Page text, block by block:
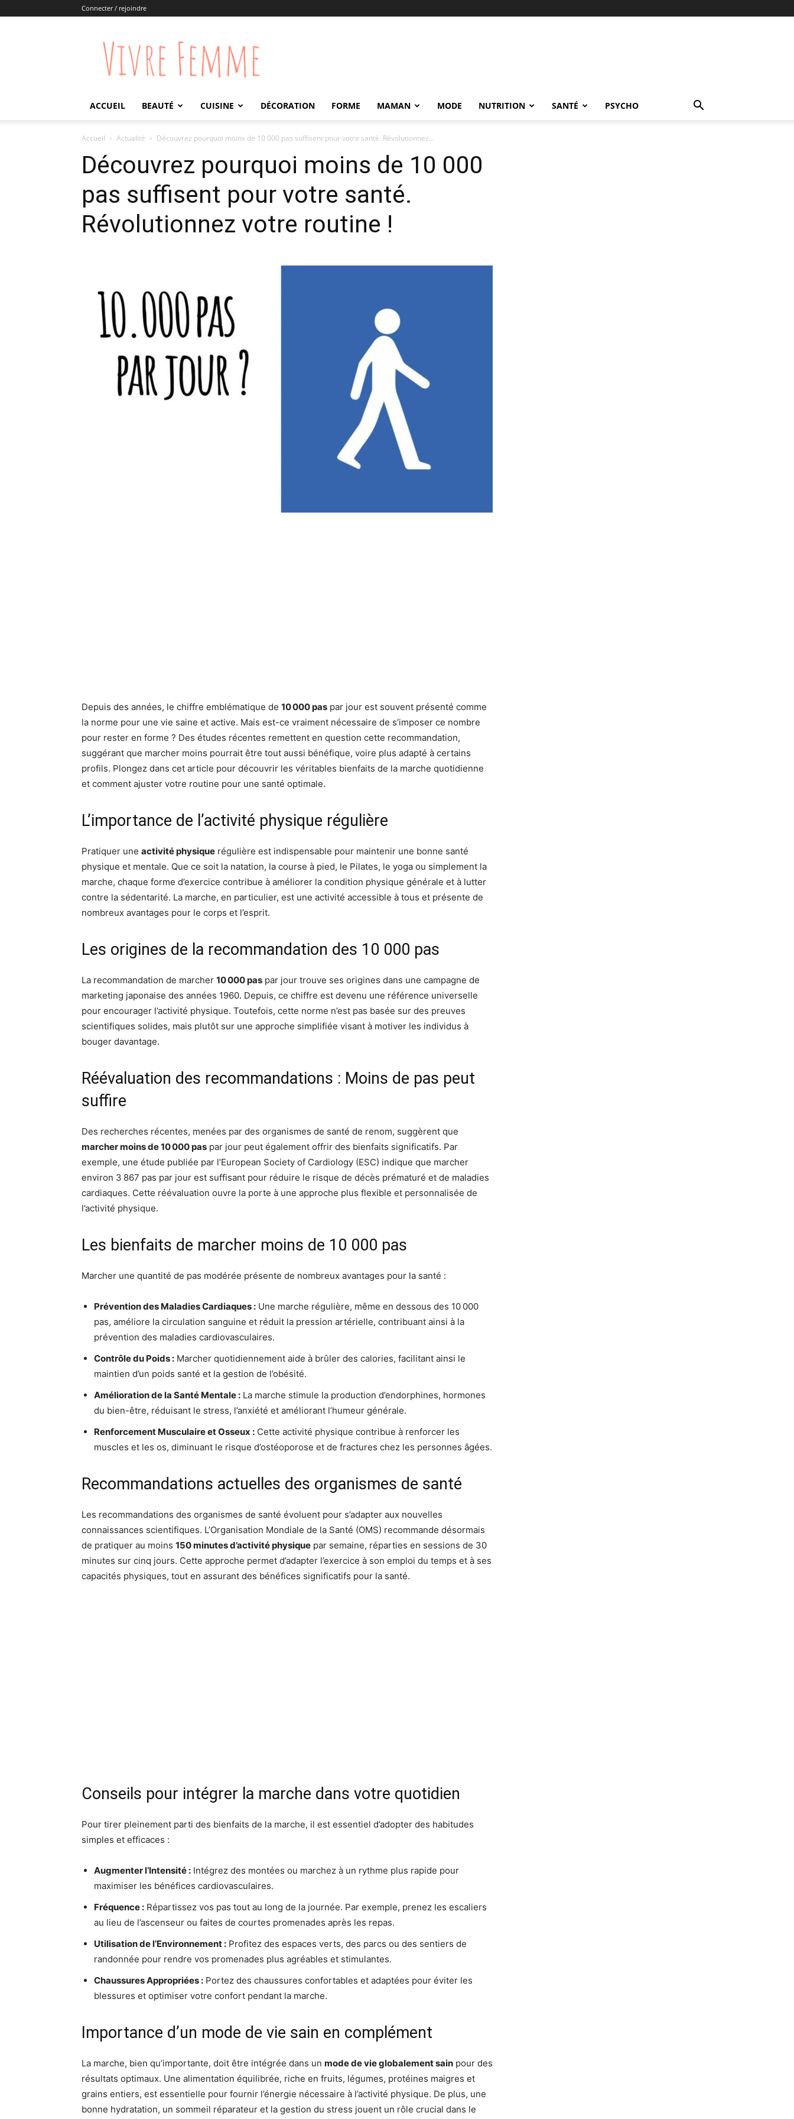
Connecter / rejoindre
Vivre
Femme
ACCUEIL BEAUTÉ CUISINE DÉCORATION FORME MAMAN MODE NUTRITION SANTÉ PSYCHO
Accueil Actualité Découvrez pourquoi moins de 10 000 pas suffisent pour votre santé. Révolutionnez...
Découvrez pourquoi moins de 10 000
pas suffisent pour votre santé.
Révolutionnez votre routine !
Depuis des années, le chiffre emblématique de 10 000 pas par jour est souvent présenté comme
la norme pour une vie saine et active. Mais est-ce vraiment nécessaire de s’imposer ce nombre
pour rester en forme ? Des études récentes remettent en question cette recommandation,
suggérant que marcher moins pourrait être tout aussi bénéfique, voire plus adapté à certains
profils. Plongez dans cet article pour découvrir les véritables bienfaits de la marche quotidienne
et comment ajuster votre routine pour une santé optimale.
L’importance de l’activité physique régulière
Pratiquer une activité physique régulière est indispensable pour maintenir une bonne santé
physique et mentale. Que ce soit la natation, la course à pied, le Pilates, le yoga ou simplement la
marche, chaque forme d’exercice contribue à améliorer la condition physique générale et à lutter
contre la sédentarité. La marche, en particulier, est une activité accessible à tous et présente de
nombreux avantages pour le corps et l’esprit.
Les origines de la recommandation des 10 000 pas
La recommandation de marcher 10 000 pas par jour trouve ses origines dans une campagne de
marketing japonaise des années 1960. Depuis, ce chiffre est devenu une référence universelle
pour encourager l’activité physique. Toutefois, cette norme n’est pas basée sur des preuves
scientifiques solides, mais plutôt sur une approche simplifiée visant à motiver les individus à
bouger davantage.
Réévaluation des recommandations : Moins de pas peut
suffire
Des recherches récentes, menées par des organismes de santé de renom, suggèrent que
marcher moins de 10 000 pas par jour peut également offrir des bienfaits significatifs. Par
exemple, une étude publiée par l’European Society of Cardiology (ESC) indique que marcher
environ 3 867 pas par jour est suffisant pour réduire le risque de décès prématuré et de maladies
cardiaques. Cette réévaluation ouvre la porte à une approche plus flexible et personnalisée de
l’activité physique.
Les bienfaits de marcher moins de 10 000 pas
Marcher une quantité de pas modérée présente de nombreux avantages pour la santé :
Prévention des Maladies Cardiaques : Une marche régulière, même en dessous des 10 000
pas, améliore la circulation sanguine et réduit la pression artérielle, contribuant ainsi à la
prévention des maladies cardiovasculaires.
Contrôle du Poids : Marcher quotidiennement aide à brûler des calories, facilitant ainsi le
maintien d’un poids santé et la gestion de l’obésité.
Amélioration de la Santé Mentale : La marche stimule la production d’endorphines, hormones
du bien-être, réduisant le stress, l’anxiété et améliorant l’humeur générale.
Renforcement Musculaire et Osseux : Cette activité physique contribue à renforcer les
muscles et les os, diminuant le risque d’ostéoporose et de fractures chez les personnes âgées.
Recommandations actuelles des organismes de santé
Les recommandations des organismes de santé évoluent pour s’adapter aux nouvelles
connaissances scientifiques. L’Organisation Mondiale de la Santé (OMS) recommande désormais
de pratiquer au moins 150 minutes d’activité physique par semaine, réparties en sessions de 30
minutes sur cinq jours. Cette approche permet d’adapter l’exercice à son emploi du temps et à ses
capacités physiques, tout en assurant des bénéfices significatifs pour la santé.
Conseils pour intégrer la marche dans votre quotidien
Pour tirer pleinement parti des bienfaits de la marche, il est essentiel d’adopter des habitudes
simples et efficaces :
Augmenter l’Intensité : Intégrez des montées ou marchez à un rythme plus rapide pour
maximiser les bénéfices cardiovasculaires.
Fréquence : Répartissez vos pas tout au long de la journée. Par exemple, prenez les escaliers
au lieu de l’ascenseur ou faites de courtes promenades après les repas.
Utilisation de l’Environnement : Profitez des espaces verts, des parcs ou des sentiers de
randonnée pour rendre vos promenades plus agréables et stimulantes.
Chaussures Appropriées : Portez des chaussures confortables et adaptées pour éviter les
blessures et optimiser votre confort pendant la marche.
Importance d’un mode de vie sain en complément
La marche, bien qu’importante, doit être intégrée dans un mode de vie globalement sain pour des
résultats optimaux. Une alimentation équilibrée, riche en fruits, légumes, protéines maigres et
grains entiers, est essentielle pour fournir l’énergie nécessaire à l’activité physique. De plus, une
bonne hydratation, un sommeil réparateur et la gestion du stress jouent un rôle crucial dans le